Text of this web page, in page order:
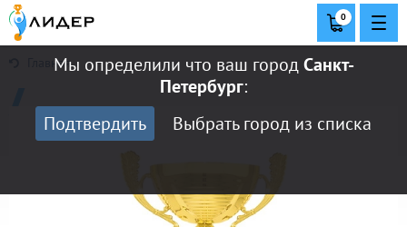
Мы определили что ваш городСанкт-
Петербург:
Подтвердить
Выбрать город из списка
0
Главная